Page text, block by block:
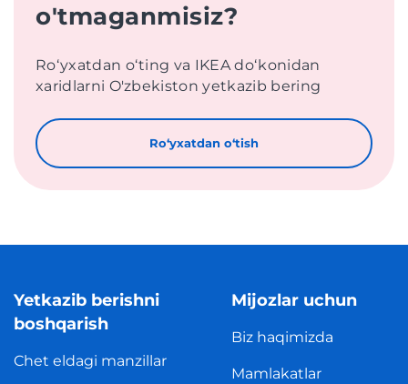
o'tmaganmisiz?
Roʻyxatdan oʻting va IKEA doʻkonidan
xaridlarni O'zbekiston yetkazib bering
Roʻyxatdan oʻtish
Yetkazib berishni
boshqarish
Chet eldagi manzillar
Mijozlar uchun
Biz haqimizda
Mamlakatlar